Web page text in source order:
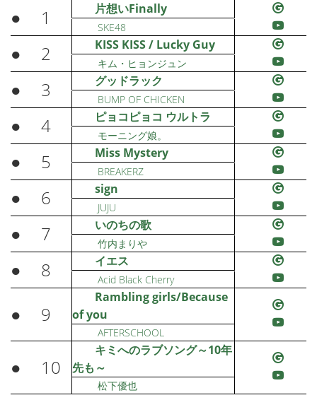
● 1 片想いFinally
SKE48
● 2 KISS KISS / Lucky Guy
キム・ヒョンジュン
● 3 グッドラック
BUMP OF CHICKEN
● 4 ピョコピョコ ウルトラ
モーニング娘。
● 5 Miss Mystery
BREAKERZ
● 6 sign
JUJU
● 7 いのちの歌
竹内まりや
● 8 イエス
Acid Black Cherry
● 9
Rambling girls/Because
of you
AFTERSCHOOL
● 10
キミへのラブソング～10年
先も～
松下優也